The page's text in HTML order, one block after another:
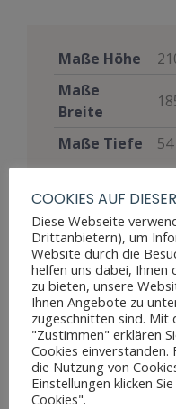
Maße Höhe
Maße
Breite
Maße Tiefe
Stil
Möbelart
Zustand
COOKIES AUF
Diese Webseite
Drittanbietern), um
Website durch die
helfen uns dabei, Ihnen
zu bieten, unsere
Ihnen Angebote zu
zugeschnitten sind. Mit
"Zustimmen" erklären
Cookies
die Nutzung von
Einstellungen klicken
Cookies".